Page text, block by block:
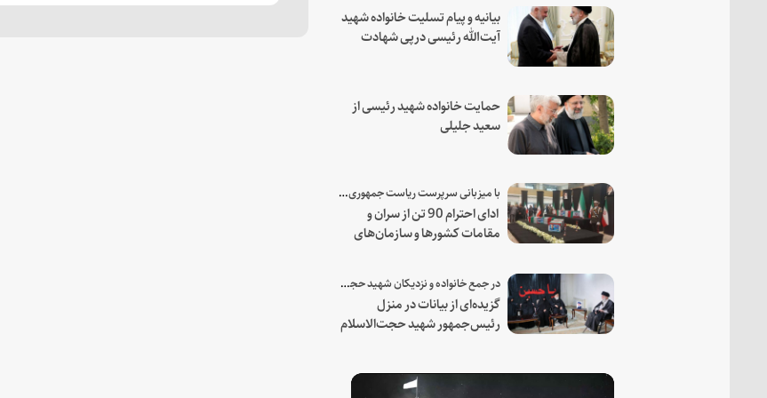
بیانیه و پیام تسلیت خانواده شهید
آیت‌الله رئیسی درپی شهادت
حمایت خانواده شهید رئیسی از
سعید جلیلی
با میزبانی سرپرست ریاست جمهوری صورت گرفت؛
ادای احترام 90 تن از سران و
مقامات کشورها و سازمان‌های
در جمع خانواده و نزدیکان شهید حجت‌الاسلام‌والمسلمین رئیسی:
گزیده‌ای از بیانات در منزل
رئیس‌جمهور شهید حجت‌الاسلام